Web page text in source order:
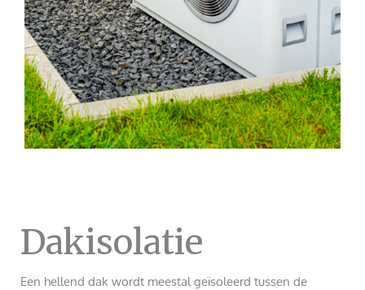
Dakisolatie
Een hellend dak wordt meestal geïsoleerd tussen de